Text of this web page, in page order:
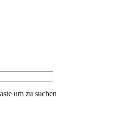
um zu suchen